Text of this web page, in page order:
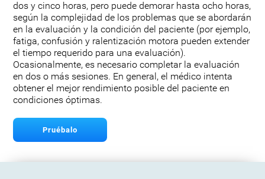
dos y cinco horas, pero puede demorar hasta ocho horas,
según la complejidad de los problemas que se abordarán
en la evaluación y la condición del paciente (por ejemplo,
fatiga, confusión y ralentización motora pueden extender
el tiempo requerido para una evaluación).
Ocasionalmente, es necesario completar la evaluación
en dos o más sesiones. En general, el médico intenta
obtener el mejor rendimiento posible del paciente en
condiciones óptimas.
Pruébalo